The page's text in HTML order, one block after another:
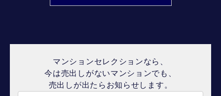
マンションセレクションなら、
今は売出しがないマンションでも、
売出しが出たらお知らせします。